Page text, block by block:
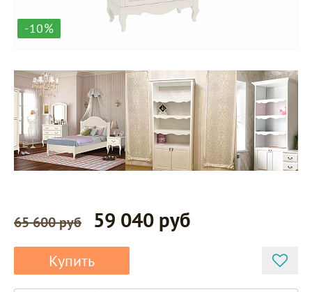
-10%
65 600 руб 59 040 руб
Купить